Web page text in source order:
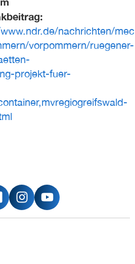
nachrichten/
vorpommern/ruegener-
projekt-fuer-